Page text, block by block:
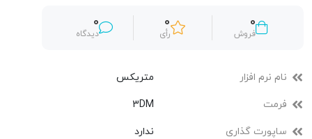
0
فروش
0
رأی
0
دیدگاه
نام نرم افزار متریکس
فرمت 3DM
ساپورت گذاری ندارد